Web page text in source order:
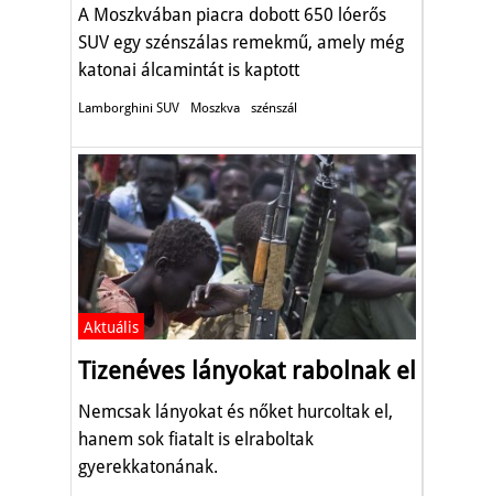
A Moszkvában piacra dobott 650 lóerős
SUV egy szénszálas remekmű, amely még
katonai álcamintát is kaptott
Lamborghini SUV Moszkva szénszál
Aktuális
Tizenéves lányokat rabolnak el
Nemcsak lányokat és nőket hurcoltak el,
hanem sok fiatalt is elraboltak
gyerekkatonának.